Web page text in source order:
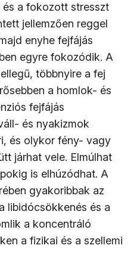
és a fokozott stresszt
jellemzően reggel
enyhe fejfájás
egyre fokozódik. A
többnyire a fej
a homlok- és
fejfájás
és nyakizmok
és olykor fény- vagy
járhat vele. Elmúlhat
is elhúzódhat. A
gyakoribbak az
libidócsökkenés és a
a koncentráló
a fizikai és a szellemi